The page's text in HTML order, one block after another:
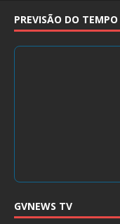
PREVISÃO DO TEMPO
GVNEWS TV